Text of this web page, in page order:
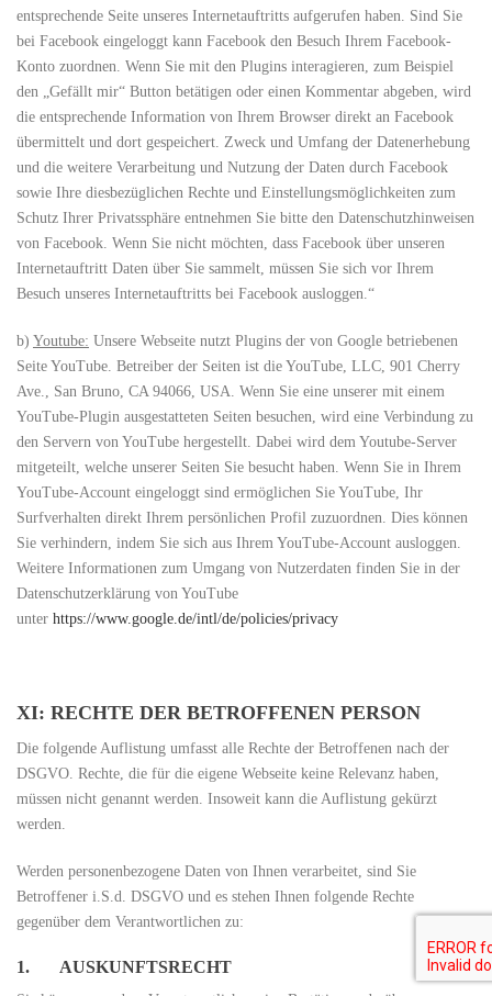
entsprechende Seite unseres Internetauftritts aufgerufen haben. Sind Sie
bei Facebook eingeloggt kann Facebook den Besuch Ihrem Facebook-
Konto zuordnen. Wenn Sie mit den Plugins interagieren, zum Beispiel
den „Gefällt mir“ Button betätigen oder einen Kommentar abgeben, wird
die entsprechende Information von Ihrem Browser direkt an Facebook
übermittelt und dort gespeichert. Zweck und Umfang der Datenerhebung
und die weitere Verarbeitung und Nutzung der Daten durch Facebook
sowie Ihre diesbezüglichen Rechte und Einstellungsmöglichkeiten zum
Schutz Ihrer Privatssphäre entnehmen Sie bitte den Datenschutzhinweisen
von Facebook. Wenn Sie nicht möchten, dass Facebook über unseren
Internetauftritt Daten über Sie sammelt, müssen Sie sich vor Ihrem
Besuch unseres Internetauftritts bei Facebook ausloggen.“
b) Youtube: Unsere Webseite nutzt Plugins der von Google betriebenen
Seite YouTube. Betreiber der Seiten ist die YouTube, LLC, 901 Cherry
Ave., San Bruno, CA 94066, USA. Wenn Sie eine unserer mit einem
YouTube-Plugin ausgestatteten Seiten besuchen, wird eine Verbindung zu
den Servern von YouTube hergestellt. Dabei wird dem Youtube-Server
mitgeteilt, welche unserer Seiten Sie besucht haben. Wenn Sie in Ihrem
YouTube-Account eingeloggt sind ermöglichen Sie YouTube, Ihr
Surfverhalten direkt Ihrem persönlichen Profil zuzuordnen. Dies können
Sie verhindern, indem Sie sich aus Ihrem YouTube-Account ausloggen.
Weitere Informationen zum Umgang von Nutzerdaten finden Sie in der
Datenschutzerklärung von YouTube
unter https://www.google.de/intl/de/policies/privacy
XI: RECHTE DER BETROFFENEN PERSON
Die folgende Auflistung umfasst alle Rechte der Betroffenen nach der
DSGVO. Rechte, die für die eigene Webseite keine Relevanz haben,
müssen nicht genannt werden. Insoweit kann die Auflistung gekürzt
werden.
Werden personenbezogene Daten von Ihnen verarbeitet, sind Sie
Betroffener i.S.d. DSGVO und es stehen Ihnen folgende Rechte
gegenüber dem Verantwortlichen zu:
1. AUSKUNFTSRECHT